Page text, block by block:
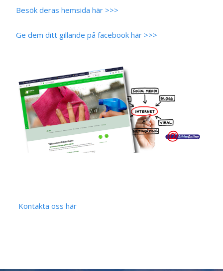
Besök deras hemsida här >>>
Ge dem ditt gillande på facebook här >>>
Kontakta oss här